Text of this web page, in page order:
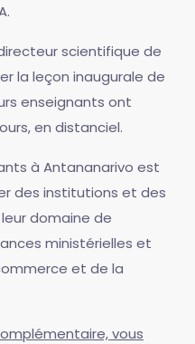
scientifique de
la leçon inaugurale de
enseignants ont
en distanciel.
à Antananarivo est
des institutions et des
domaine de
ministérielles et
et de la
vous